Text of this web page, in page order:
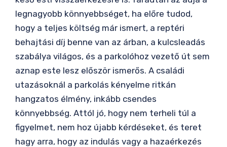
legnagyobb könnyebbséget, ha előre tudod,
hogy a teljes költség már ismert, a reptéri
behajtási díj benne van az árban, a kulcsleadás
szabálya világos, és a parkolóhoz vezető út sem
aznap este lesz először ismerős. A családi
utazásoknál a parkolás kényelme ritkán
hangzatos élmény, inkább csendes
könnyebbség. Attól jó, hogy nem terheli túl a
figyelmet, nem hoz újabb kérdéseket, és teret
hagy arra, hogy az indulás vagy a hazaérkezés